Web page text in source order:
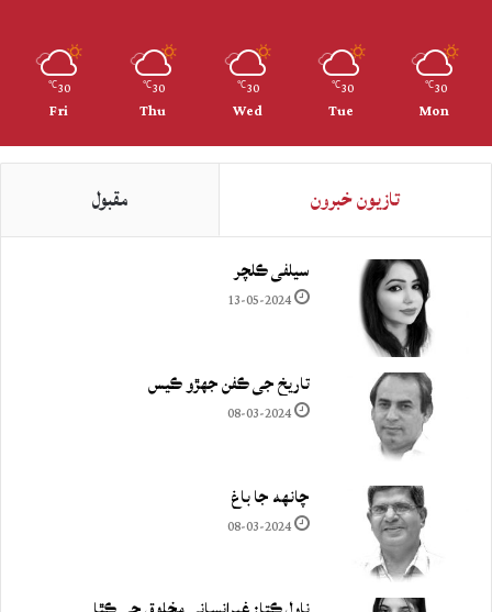
30
℃
Mon
30
℃
Tue
30
℃
Wed
30
℃
Thu
30
℃
Fri
تازيون خبرون مقبول
سيلفي ڪلچر
13-05-2024
تاريخ جي ڪفن جھڙو ڪيس
08-03-2024
چانهه جا باغ
08-03-2024